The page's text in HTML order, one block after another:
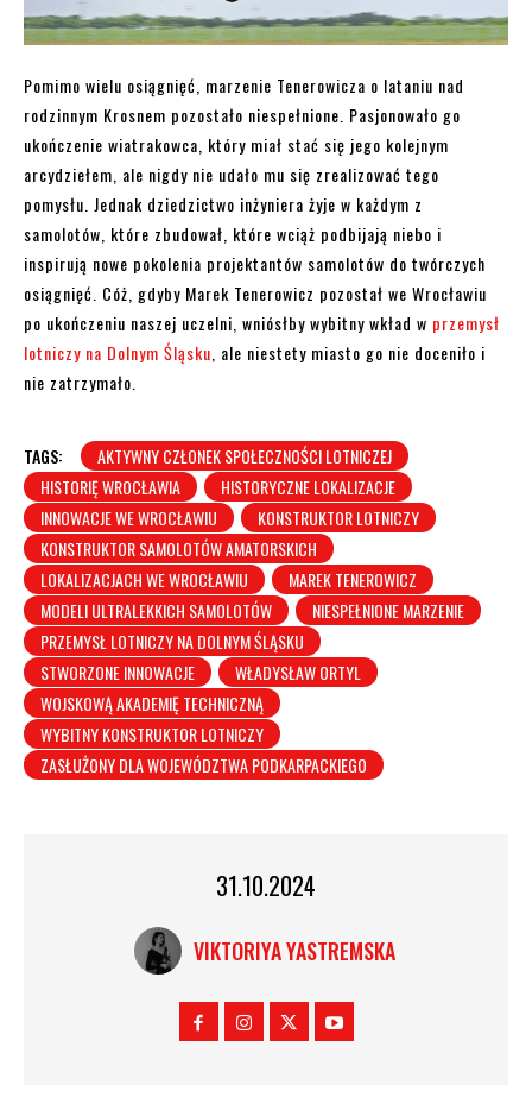
Pomimo wielu osiągnięć, marzenie Tenerowicza o lataniu nad
rodzinnym Krosnem pozostało niespełnione. Pasjonowało go
ukończenie wiatrakowca, który miał stać się jego kolejnym
arcydziełem, ale nigdy nie udało mu się zrealizować tego
pomysłu. Jednak dziedzictwo inżyniera żyje w każdym z
samolotów, które zbudował, które wciąż podbijają niebo i
inspirują nowe pokolenia projektantów samolotów do twórczych
osiągnięć. Cóż, gdyby Marek Tenerowicz pozostał we Wrocławiu
po ukończeniu naszej uczelni, wniósłby wybitny wkład w przemysł
lotniczy na Dolnym Śląsku , ale niestety miasto go nie doceniło i
nie zatrzymało.
TAGS:
AKTYWNY CZŁONEK SPOŁECZNOŚCI LOTNICZEJ
HISTORIĘ WROCŁAWIA
HISTORYCZNE LOKALIZACJE
INNOWACJE WE WROCŁAWIU
KONSTRUKTOR LOTNICZY
KONSTRUKTOR SAMOLOTÓW AMATORSKICH
LOKALIZACJACH WE WROCŁAWIU
MAREK TENEROWICZ
MODELI ULTRALEKKICH SAMOLOTÓW
NIESPEŁNIONE MARZENIE
PRZEMYSŁ LOTNICZY NA DOLNYM ŚLĄSKU
STWORZONE INNOWACJE
WŁADYSŁAW ORTYL
WOJSKOWĄ AKADEMIĘ TECHNICZNĄ
WYBITNY KONSTRUKTOR LOTNICZY
ZASŁUŻONY DLA WOJEWÓDZTWA PODKARPACKIEGO
31.10.2024
VIKTORIYA YASTREMSKA